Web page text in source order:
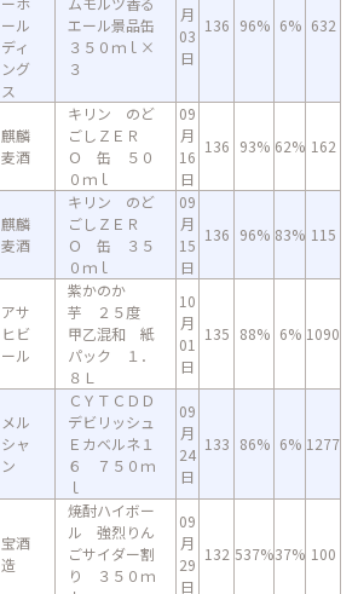
ール
ディ
ング
ス
エール景品缶
３５０ｍｌ×
３
月
03
日
136 96% 6% 632
麒麟
麦酒
キリン のど
ごしＺＥＲ
Ｏ 缶 ５０
０ｍｌ
09
月
16
日
136 93% 62% 162
麒麟
麦酒
キリン のど
ごしＺＥＲ
Ｏ 缶 ３５
０ｍｌ
09
月
15
日
136 96% 83% 115
アサ
ヒビ
ール
紫かのか
芋 ２５度
甲乙混和 紙
パック １．
８Ｌ
10
月
01
日
135 88% 6% 1090
メル
シャ
ン
ＣＹＴＣＤＤ
デビリッシュ
Ｅカベルネ１
６ ７５０ｍ
ｌ
09
月
24
日
133 86% 6% 1277
宝酒
造
焼酎ハイボー
ル 強烈りん
ごサイダー割
り ３５０ｍ
09
月
29
日
132 537%37% 100